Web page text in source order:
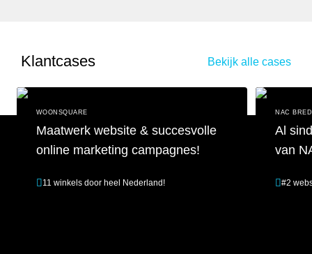
Klantcases Bekijk alle cases
WOONSQUARE
Maatwerk website & succesvolle
online marketing campagnes!
11 winkels door heel Nederland!
NAC
Al
van
#2